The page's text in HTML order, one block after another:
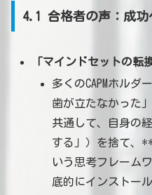
4.1 合格者の声：成功
「マインドセットの転
多くのCAPMホルダ
歯が立たなかった
共通して、自身の
する」）を捨て、
いう思考フレーム
底的にインストー